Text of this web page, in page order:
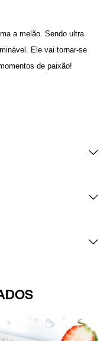
a melão. Sendo ultra
Ele vai tornar-se
de paixão!